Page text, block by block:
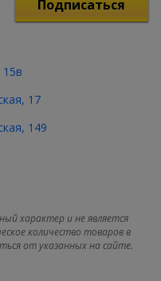
Подписаться
15в
17
149
характер и не является
количество товаров в
от указанных на сайте.